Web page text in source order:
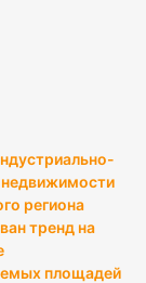
региона
тренд на
площадей